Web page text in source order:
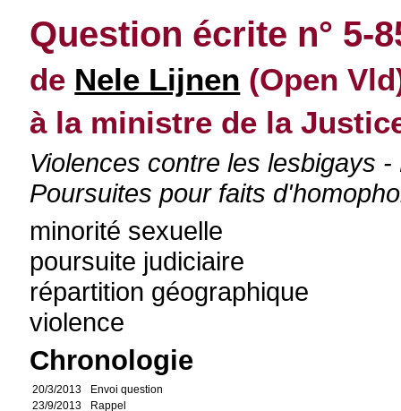
Question écrite n° 5-
de Nele Lijnen (Open
à la ministre de la
Violences contre les lesbigays
Poursuites pour faits
minorité sexuelle
poursuite judiciaire
répartition géographique
violence
Chronologie
20/3/2013
Envoi question
23/9/2013
Rappel